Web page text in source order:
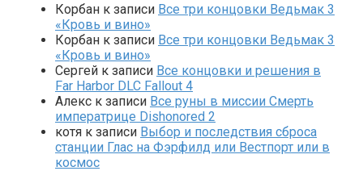
Корбан к записи Все три концовки Ведьмак 3
«Кровь и вино»
Корбан к записи Все три концовки Ведьмак 3
«Кровь и вино»
Сергей к записи Все концовки и решения в
Far Harbor DLC Fallout 4
Алекс к записи Все руны в миссии Смерть
императрице Dishonored 2
котя к записи Выбор и последствия сброса
станции Глас на Фэрфилд или Вестпорт или в
космос